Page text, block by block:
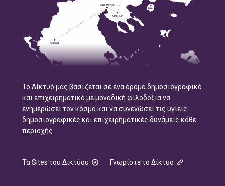
Το Δίκτυό μας βασίζεται σε ένα όραμα δημοσιογραφικό
και επιχειρηματικό με μοναδική φιλοδοξία να
ενημερώσει τον κόσμο και να συνενώσει τις υγιείς
δημοσιογραφικές και επιχειρηματικές δυνάμεις κάθε
περιοχής.
Τα Sites του Δικτύου Γνωρίστε το Δίκτυο